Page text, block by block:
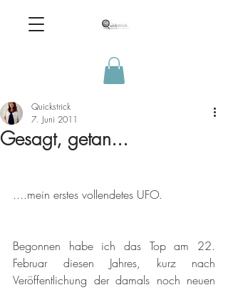
Gesagt, getan...
Quickstrick
7. Juni 2011
....mein erstes vollendetes UFO.
Begonnen habe ich das Top am 22.
Februar diesen Jahres, kurz nach
Veröffentlichung der damals noch neuen